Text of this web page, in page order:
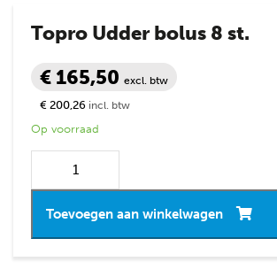
Topro Udder bolus 8 st.
€ 165,50 excl. btw
€ 200,26 incl. btw
Op voorraad
Toevoegen aan winkelwagen